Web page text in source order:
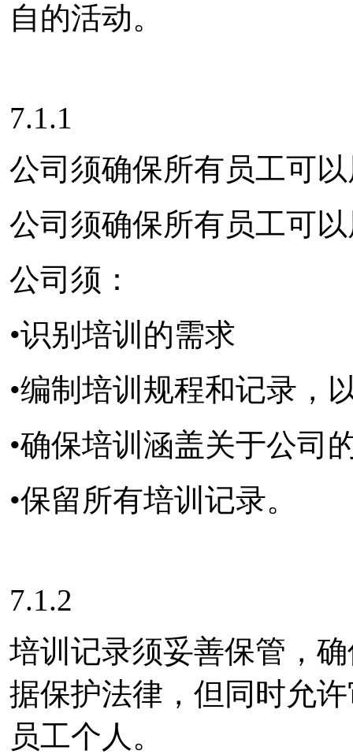
自的活动。
7.1.1
公司须确保所有员工可
公司须确保所有员工可
公司须：
•识别培训的需求
•编制培训规程和记录，
•确保培训涵盖关于公司
•保留所有培训记录。
7.1.2
培训记录须妥善保管，
据保护法律，但同时允
员工个人。